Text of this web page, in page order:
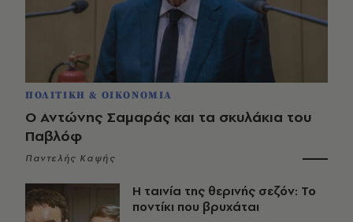
ΠΟΛΙΤΙΚΗ & ΟΙΚΟΝΟΜΙΑ
Ο Αντώνης Σαμαράς και τα σκυλάκια του
Παβλόφ
Παντελής Καψής
Η ταινία της θερινής σεζόν: Το
ποντίκι που βρυχάται